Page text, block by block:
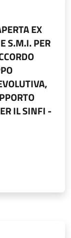
EX
S.M.I. PER
IL SINFI -